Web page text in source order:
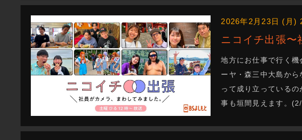
2026年2月23日 (月)
ニコイチ出張
地方にお仕事で行く
ーヤ・森三中大島か
って成り立っている
事も垣間見えます。